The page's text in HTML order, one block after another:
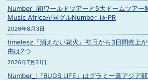
Number_i初ワールドツアーと5大ドームツアー
Music Africaが同グルNumber_iをPR
2026年8月3日
timelesz『消えない花火』初日から3日間売上
由は2つ
2026年7月31日
Number_i『BUGS LIFE』はグラミー賞アジア